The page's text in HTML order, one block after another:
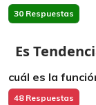
30 Respuestas
Es
cuál es la
48 Respuestas